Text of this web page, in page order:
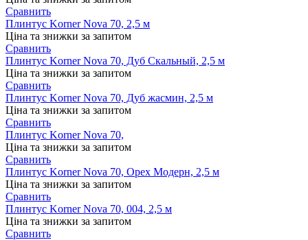
Сравнить
Плинтус Korner Nova 70, 2,5 м
Ціна та знижки за запитом
Сравнить
Плинтус Korner Nova 70, Дуб Скальный, 2,5 м
Ціна та знижки за запитом
Сравнить
Плинтус Korner Nova 70, Дуб жасмин, 2,5 м
Ціна та знижки за запитом
Сравнить
Плинтус Korner Nova 70,
Ціна та знижки за запитом
Сравнить
Плинтус Korner Nova 70, Орех Модерн, 2,5 м
Ціна та знижки за запитом
Сравнить
Плинтус Korner Nova 70, 004, 2,5 м
Ціна та знижки за запитом
Сравнить